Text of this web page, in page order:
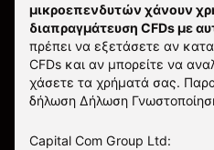
μικροεπενδυτών χάνουν
διαπραγμάτευση CFDs με
πρέπει να εξετάσετε αν
CFDs και αν μπορείτε να
χάσετε τα χρήματά σας.
δήλωση Δήλωση
Capital Com Group Ltd: